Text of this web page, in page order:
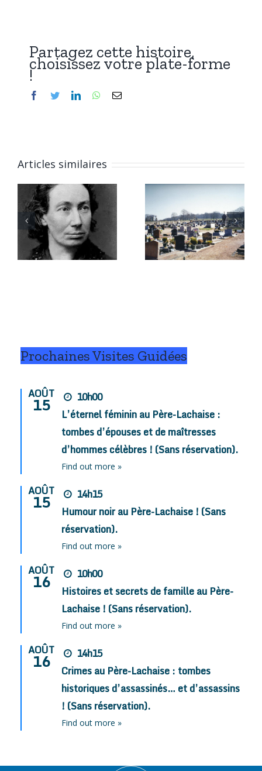
Partagez cette histoire,
choisissez votre plate-forme
!
Facebook
TwitterLinkedInWhatsApp
Email
Articles similaires
Qui repose
à Chitry-
les-Mines
6 janvier
2026 :
Marius,
César, et
Prochaines Visites Guidées
AOÛT
15
10h00
L’éternel féminin au Père-Lachaise :
tombes d’épouses et de maîtresses
d’hommes célèbres ! (Sans réservation).
Find out more »
AOÛT
15
14h15
Humour noir au Père-Lachaise ! (Sans
réservation).
Find out more »
AOÛT
16
10h00
Histoires et secrets de famille au Père-
Lachaise ! (Sans réservation).
Find out more »
AOÛT
16
14h15
Crimes au Père-Lachaise : tombes
historiques d’assassinés… et d’assassins
! (Sans réservation).
Find out more »